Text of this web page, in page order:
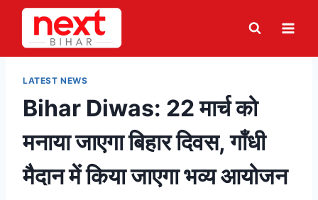
Skip
content
LATEST NEWS
Bihar Diwas: 22 मार्च को
मनाया जाएगा बिहार दिवस, गाँधी
मैदान में किया जाएगा भव्य आयोजन